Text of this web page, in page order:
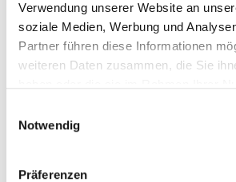
Verwendung unserer Website an
soziale Medien, Werbung und
Partner führen diese Informationen
weiteren Daten zusammen, die Sie
Notwendig
Präferenzen
Mürbella
25,0 kg im Sack